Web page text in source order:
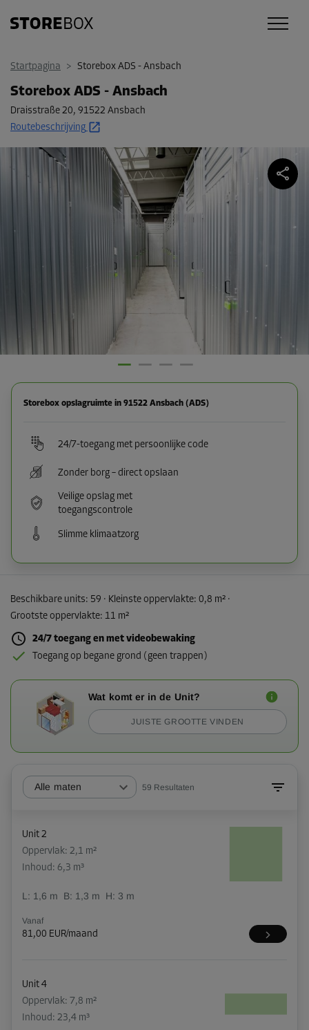
Startpagina > Storebox ADS - Ansbach
Storebox ADS - Ansbach
Draisstraße 20, 91522 Ansbach
Routebeschrijving
Storebox opslagruimte in 91522 Ansbach (ADS)
24/7-toegang met persoonlijke code
Zonder borg – direct opslaan
Veilige opslag met
toegangscontrole
Slimme klimaatzorg
Beschikbare units: 59 · Kleinste oppervlakte: 0,8 m² ·
Grootste oppervlakte: 11 m²
24/7 toegang en met videobewaking
Toegang op begane grond (geen trappen)
Wat komt er in de Unit?
JUISTE GROOTTE VINDEN
Alle maten 59 Resultaten
Unit 2
Oppervlak: 2,1 m²
Inhoud: 6,3 m³
L: 1,6 m B: 1,3 m H: 3 m
Vanaf
81,00 EUR/maand
Unit 4
Oppervlak: 7,8 m²
Inhoud: 23,4 m³